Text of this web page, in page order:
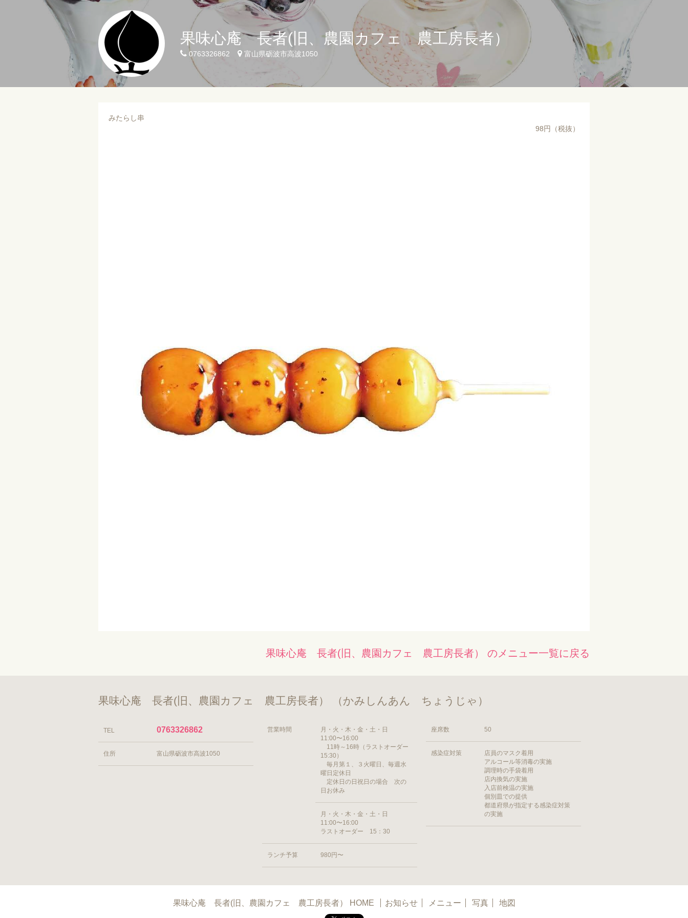
果味心庵 長者(旧、農園カフェ 農工房長者）
0763326862 富山県砺波市高波1050
みたらし串
98円（税抜）
果味心庵 長者(旧、農園カフェ 農工房長者） のメニュー一覧に戻る
果味心庵 長者(旧、農園カフェ 農工房長者） （かみしんあん ちょうじゃ）
TEL 0763326862
住所 富山県砺波市高波1050
営業時間
月・火・木・金・土・日
11:00〜16:00
11時～16時（ラストオーダー
15:30）
毎月第１、３火曜日、毎週水
曜日定休日
定休日の日祝日の場合 次の
日お休み
月・火・木・金・土・日
11:00〜16:00
ラストオーダー 15：30
ランチ予算 980円〜
座席数 50
感染症対策
店員のマスク着用
アルコール等消毒の実施
調理時の手袋着用
店内換気の実施
入店前検温の実施
個別皿での提供
都道府県が指定する感染症対策
の実施
果味心庵 長者(旧、農園カフェ 農工房長者） HOME お知らせ メニュー 写真 地図